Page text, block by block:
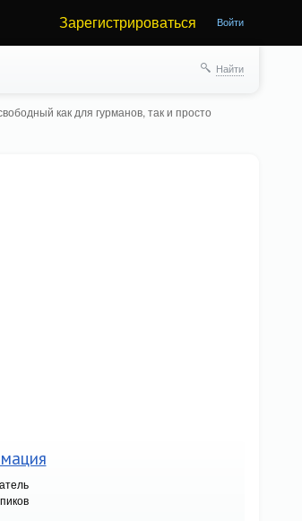
Зарегистрироваться Войти
Найти
как для гурманов, так и просто